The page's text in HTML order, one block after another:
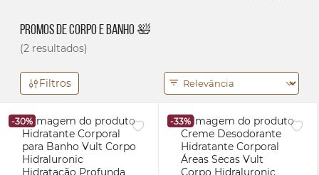
Promos de Corpo e Banho 🛀
(2 resultados)
Filtros
-30% -33%